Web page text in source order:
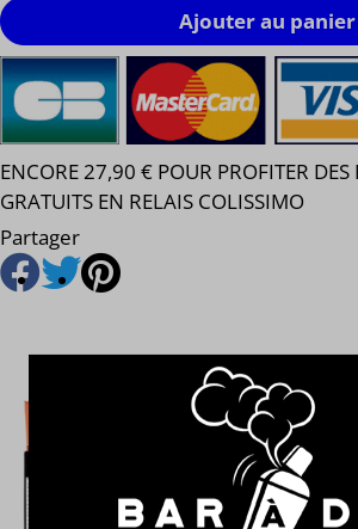
Ajouter au panier
ENCORE 27,90 € POUR PROFITER DES
GRATUITS EN RELAIS COLISSIMO
Partager